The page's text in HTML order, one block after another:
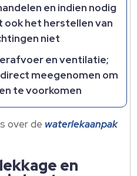
en indien nodig
het herstellen van
niet
en ventilatie;
meegenomen om
te voorkomen
over de waterlekaanpak
en